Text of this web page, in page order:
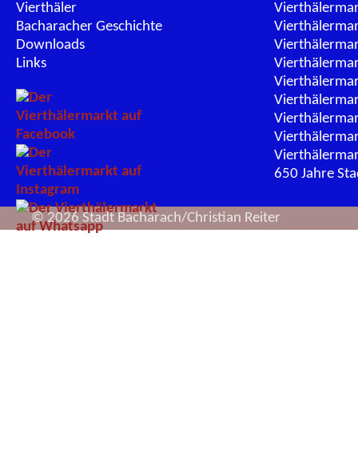
Vierthäler
Bacharacher Geschichte
Downloads
Links
650 Jahre
© 2026 Stadt Bacharach/Christian Reiter